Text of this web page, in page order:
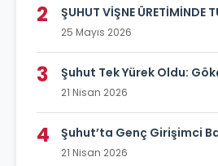
2 ŞUHUT VİŞNE ÜRETİMİNDE
25 Mayıs 2026
3 Şuhut Tek Yürek Oldu:
21 Nisan 2026
4 Şuhut’ta Genç Girişimci
21 Nisan 2026